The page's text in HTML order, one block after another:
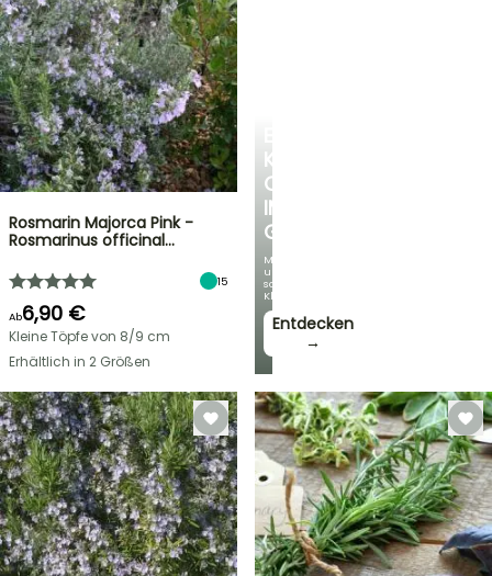
KÜHLE
OASE
IM
GARTEN
Mit
unseren
schönsten
Kletterpflanzen!
Entdecken
→
Rosmarin Majorca Pink -
Rosmarinus officinal…
15
Ab6,90 €
Kleine Töpfe von 8/9 cm
Erhältlich in 2 Größen